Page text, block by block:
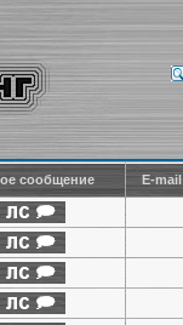
сообщение E-